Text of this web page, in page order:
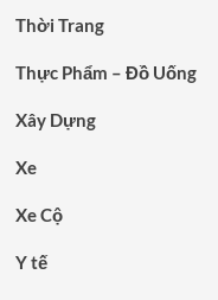
Thời Trang
Thực Phẩm – Đồ Uống
Xây Dựng
Xe
Xe Cộ
Y tế